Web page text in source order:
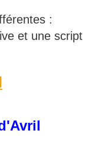
:
et une script